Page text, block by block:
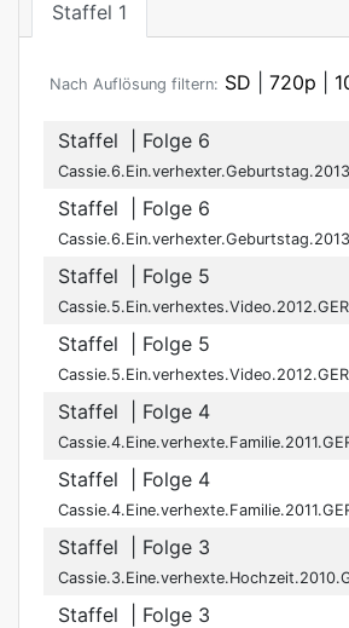
Staffel 1
Nach Auflösung filtern: SD 720p
Staffel | Folge 6
Staffel | Folge 6
Staffel | Folge 5
Staffel | Folge 5
Staffel | Folge 4
Staffel | Folge 4
Staffel | Folge 3
Staffel | Folge 3